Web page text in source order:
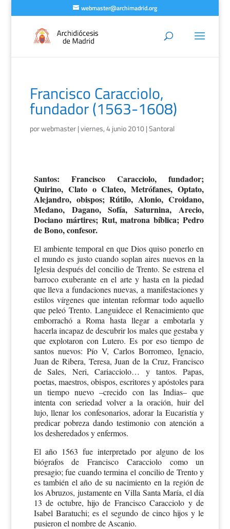
webmaster@archimadrid.org
Francisco Caracciolo,
fundador (1563-1608)
porwebmaster|viernes, 4 junio 2010|Santoral
Santos: Francisco Caracciolo, fundador;
Quirino, Clato o Clateo, Metrófanes, Optato,
Alejandro, obispos; Rútilo, Alonio, Croidano,
Medano, Dagano, Sofía, Saturnina, Arecio,
Dociano mártires; Rut, matrona bíblica; Pedro
de Bono, confesor.
El ambiente temporal en que Dios quiso ponerlo en
el mundo es justo cuando soplan aires nuevos en la
Iglesia después del concilio de Trento. Se estrena el
barroco exuberante en el arte y hasta en la piedad
que lleva a fundaciones nuevas, a manifestaciones y
estilos vírgenes que intentan reformar todo aquello
que peleó Trento. Languidece el Renacimiento que
emborrachó a Roma hasta llegar a embotarla y
hacerla incapaz de descubrir los males que gestaba y
que explotaron con Lutero. Es por eso tiempo de
santos nuevos: Pío V, Carlos Borromeo, Ignacio,
Juan de Ribera, Teresa, Juan de la Cruz, Francisco
de Sales, Neri, Cariacciolo… y tantos. Papas,
poetas, maestros, obispos, escritores y apóstoles para
un tiempo nuevo –crecido con las Indias– que
intenta con seriedad volver a la oración, huir del
lujo, llenar los confesonarios, adorar la Eucaristía y
predicar pobreza dando testimonio con atención a
los desheredados y enfermos.
El año 1563 fue interpretado por alguno de los
biógrafos de Francisco Caracciolo como un
presagio; fue cuando termina el concilio de Trento y
es también el año de su nacimiento en la región de
los Abruzos, justamente en Villa Santa María, el día
13 de octubre, hijo de Francisco Caracciolo y de
Isabel Baratuchi; es el segundo de cinco hijos y le
pusieron el nombre de Ascanio.